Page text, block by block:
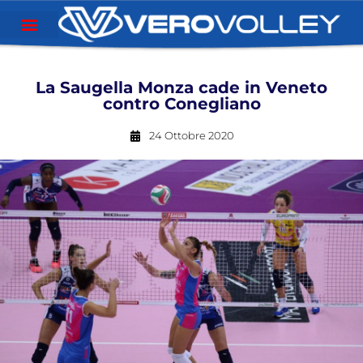
La Saugella Monza cade in Veneto
contro Conegliano
24 Ottobre 2020